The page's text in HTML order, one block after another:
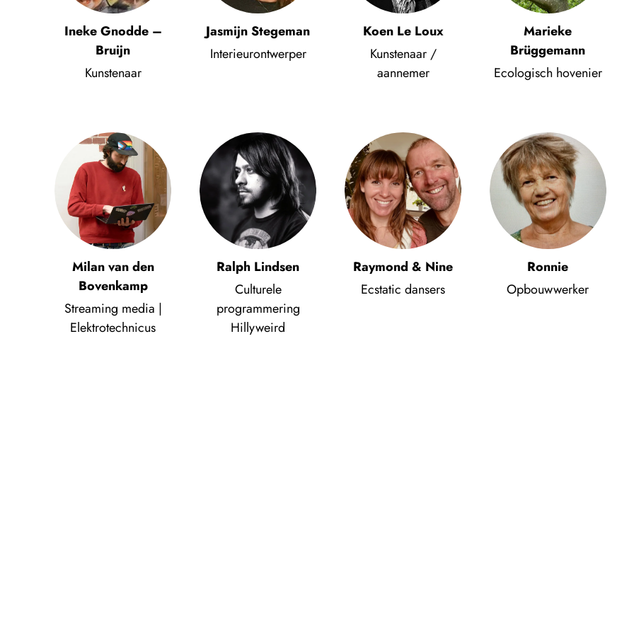
Ineke Gnodde –
Bruijn
Kunstenaar
Jasmijn Stegeman
Interieurontwerper
Koen Le Loux
Kunstenaar /
aannemer
Marieke
Brüggemann
Ecologisch hovenier
Milan van den
Bovenkamp
Streaming media |
Elektrotechnicus
Ralph Lindsen
Culturele
programmering
Hillyweird
Raymond & Nine
Ecstatic dansers
Ronnie
Opbouwwerker